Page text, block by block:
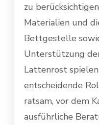
zu
Materialien und
Bettgestelle
Unterstützung
Lattenrost
entscheidende
ratsam, vor dem
ausführliche